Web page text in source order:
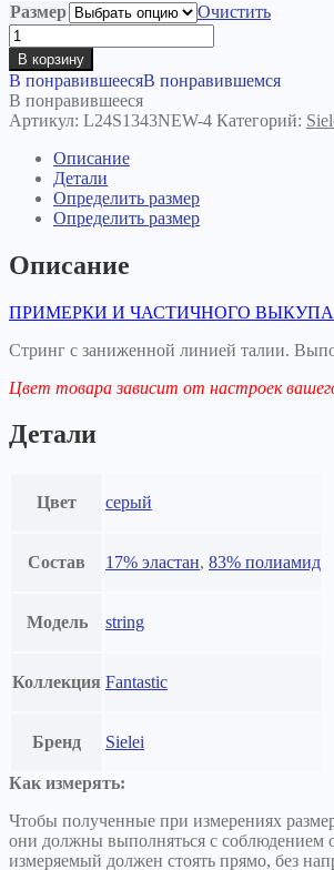
Размер
Очистить
Количество
товара
Стринг
Fantastic
L24S1343NEW
серые
В корзину
В понравившеесяВ понравившемся
В понравившееся
Артикул: L24S1343NEW-4 Категорий:
Описание
Детали
Определить размер
Определить размер
Описание
ПРИМЕРКИ И ЧАСТИЧНОГО
Стринг с заниженной линией талии.
Цвет товара зависит от настроек
Детали
Цвет серый
Состав 17% эластан, 83% полиамид
Модель string
Коллекция Fantastic
Бренд Sielei
Как измерять:
Чтобы полученные при измерениях
они должны выполняться с соблюдением
измеряемый должен стоять прямо, без